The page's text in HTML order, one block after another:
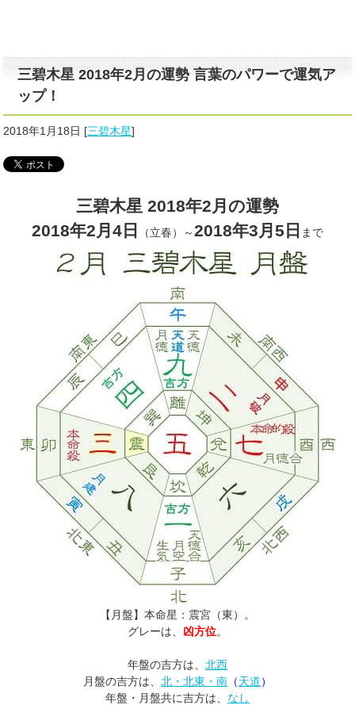
三碧木星 2018年2月の運勢 言葉のパワーで運気ア
ップ！
2018年1月18日 [三碧木星]
三碧木星 2018年2月の運勢
2018年2月4日
（立春）～2018年3月5日 まで
【月盤】本命星：震宮（東）。
グレーは、 凶方位。
年盤の吉方は、 北西
月盤の吉方は、 北・北東・南（天道）
年盤・月盤共に吉方は、 なし